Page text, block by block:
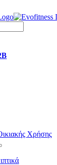
Χρήσης